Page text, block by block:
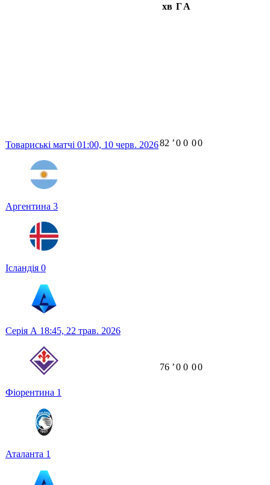
хв ГА
Товариські матчі 01:00, 10 черв. 2026
Аргентина 3
Ісландія 0
82 ʼ0 0 00
Серія А 18:45, 22 трав. 2026
Фіорентина 1
Аталанта 1
76 ʼ0 0 00